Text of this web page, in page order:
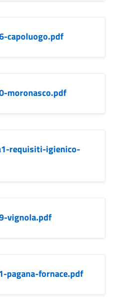
capoluogo.pdf
moronasco.pdf
requisiti-igienico-
vignola.pdf
pagana-fornace.pdf